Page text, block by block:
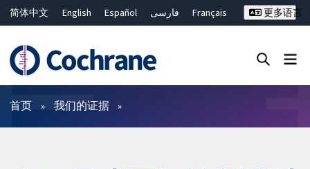
简体中文 English Español فارسی
Français
ไทย
繁體中文
更多语言
过滤
首页 我们的证据